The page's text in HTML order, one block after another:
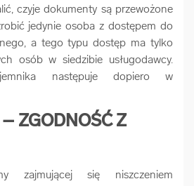
czyje dokumenty są przewożone
jedynie osoba z dostępem do
a tego typu dostęp ma tylko
osób w siedzibie usługodawcy.
następuje dopiero w
ZGODNOŚĆ Z
zajmującej się niszczeniem